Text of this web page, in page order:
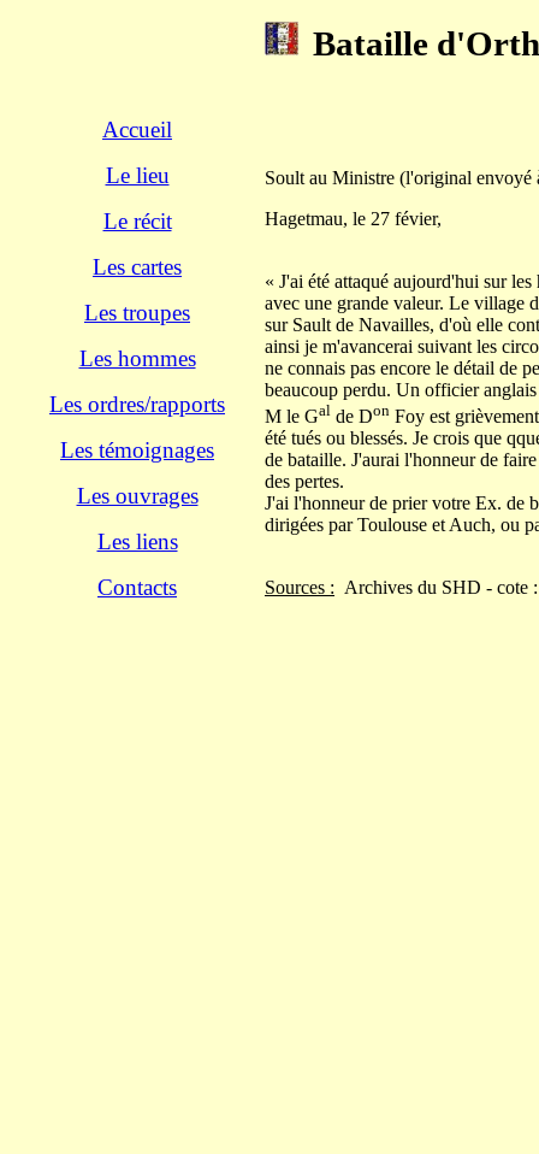
Bataille
Accueil
Le lieu
Le récit
Les cartes
Les troupes
Les hommes
Les ordres/rapports
Les témoignages
Les ouvrages
Les liens
Contacts
Soult au Ministre (l'original envoyé
Hagetmau, le 27 févier,
« J'ai été attaqué aujourd'hui sur
avec une grande valeur. Le village
sur Sault de Navailles, d'où elle
ainsi je m'avancerai suivant les
ne connais pas encore le détail de
beaucoup perdu. Un officier
M le Gal de Don Foy est
été tués ou blessés. Je crois que
de bataille. J'aurai l'honneur de
des pertes.
J'ai l'honneur de prier votre Ex. de
dirigées par Toulouse et Auch, ou
Sources : Archives du SHD - cote